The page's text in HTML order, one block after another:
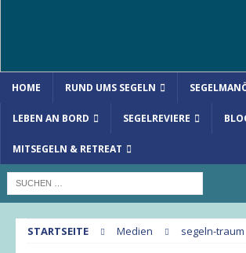
HOME RUND UMS SEGELN
LEBEN AN BORD SEGELREVIERE
MITSEGELN & RETREAT
STARTSEITE Medien segeln-traum